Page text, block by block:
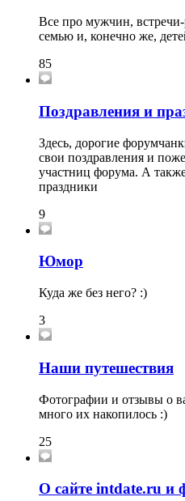
Все про мужчин,
семью и, конечно же,
85
Поздравления и
Здесь, дорогие
свои поздравления и
участниц форума. А
праздники
9
Юмор
Куда же без него? :)
3
Наши путешествия
Фотографии и отзывы о
много их накопилось :)
25
О сайте intdate.ru и